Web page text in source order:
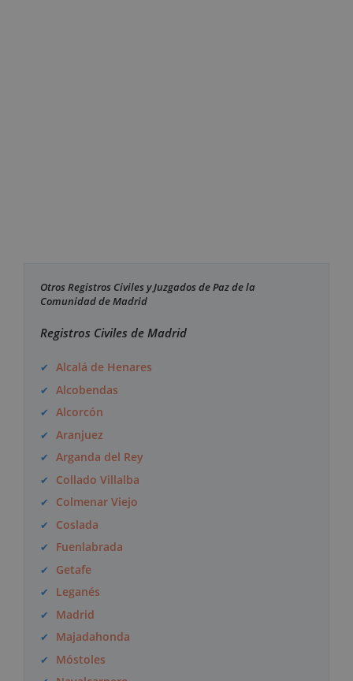
Otros Registros Civiles y Juzgados de Paz de la
Comunidad de Madrid
Registros Civiles de Madrid
Alcalá de Henares
Alcobendas
Alcorcón
Aranjuez
Arganda del Rey
Collado Villalba
Colmenar Viejo
Coslada
Fuenlabrada
Getafe
Leganés
Madrid
Majadahonda
Móstoles